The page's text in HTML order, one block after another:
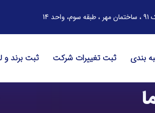
بندی ثبت تغییرات شرکت ثبت برند و